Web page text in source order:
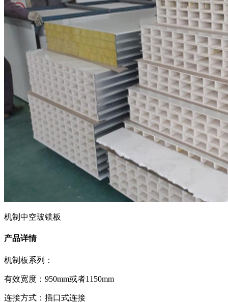
机制中空玻镁板
产品详情
机制板系列：
有效宽度：950mm或者1150mm
连接方式：插口式连接